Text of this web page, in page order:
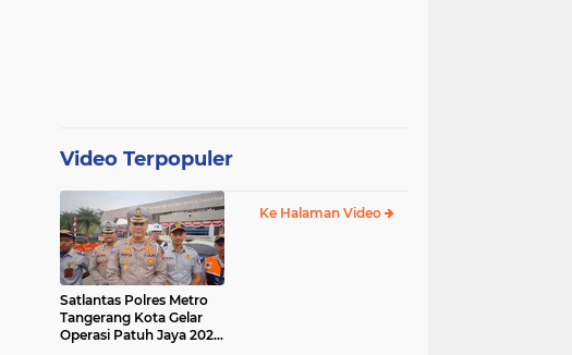
Video Terpopuler
Satlantas Polres Metro
Tangerang Kota Gelar
Operasi Patuh Jaya 2025,
Ke Halaman Video